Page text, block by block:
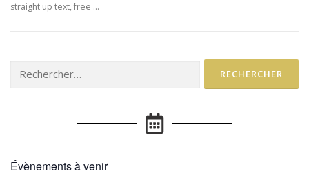
straight up text, free …
Évènements à venir